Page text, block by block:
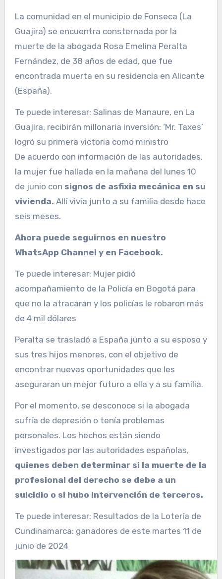
La comunidad en el municipio de Fonseca (La
Guajira) se encuentra consternada por la
muerte de la abogada Rosa Emelina Peralta
Fernández, de 38 años de edad, que fue
encontrada muerta en su residencia en Alicante
(España).
Te puede interesar: Salinas de Manaure, en La
Guajira, recibirán millonaria inversión: ‘Mr. Taxes’
logró su primera victoria como ministro
De acuerdo con información de las autoridades,
la mujer fue hallada en la mañana del lunes 10
de junio con signos de asfixia mecánica en su
vivienda. Allí vivía junto a su familia desde hace
seis meses.
Ahora puede seguirnos en nuestro
WhatsApp Channel y en Facebook.
Te puede interesar: Mujer pidió
acompañamiento de la Policía en Bogotá para
que no la atracaran y los policías le robaron más
de 4 mil dólares
Peralta se trasladó a España junto a su esposo y
sus tres hijos menores, con el objetivo de
encontrar nuevas oportunidades que les
aseguraran un mejor futuro a ella y a su familia.
Por el momento, se desconoce si la abogada
sufría de depresión o tenía problemas
personales. Los hechos están siendo
investigados por las autoridades españolas,
quienes deben determinar si la muerte de la
profesional del derecho se debe a un
suicidio o si hubo intervención de terceros.
Te puede interesar: Resultados de la Lotería de
Cundinamarca: ganadores de este martes 11 de
junio de 2024